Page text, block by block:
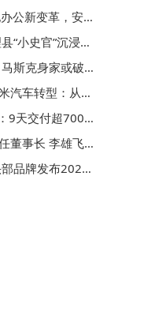
，安全高效两不误
”沉浸探秘古羌文化
，太空经济加速启航？
个人IP到体系化竞争
，靛石绿配色成热门之选
雄飞接棒开启新篇章
新品 加速智能家居普及